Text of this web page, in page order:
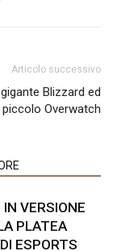
Articolo successivo
Blizzard ed
piccolo Overwatch
VERSIONE
PLATEA
ESPORTS